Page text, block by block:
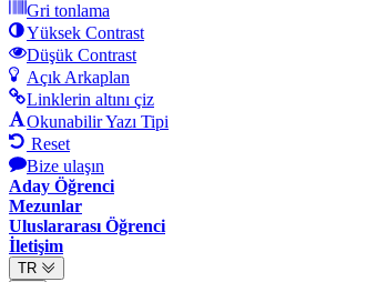
Gri tonlama
Yüksek Contrast
Düşük Contrast
Açık Arkaplan
Linklerin altını çiz
Okunabilir Yazı Tipi
Reset
Bize ulaşın
Aday Öğrenci
Mezunlar
Uluslararası Öğrenci
İletişim
TR